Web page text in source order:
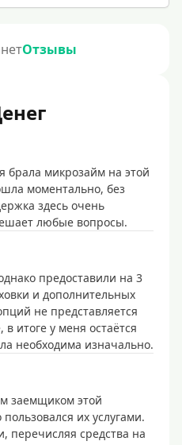
Отзывы
брала микрозайм на этой
моментально, без
здесь очень
любые вопросы.
предоставили на 3
и дополнительных
не представляется
итоге у меня остаётся
необходима изначально.
заемщиком этой
их услугами.
перечисляя средства на